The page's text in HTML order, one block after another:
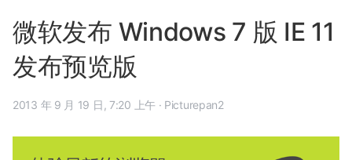
微软发布 Windows 7 版 IE 11
发布预览版
2013 年 9 月 19 日, 7:20 上午 · Picturepan2